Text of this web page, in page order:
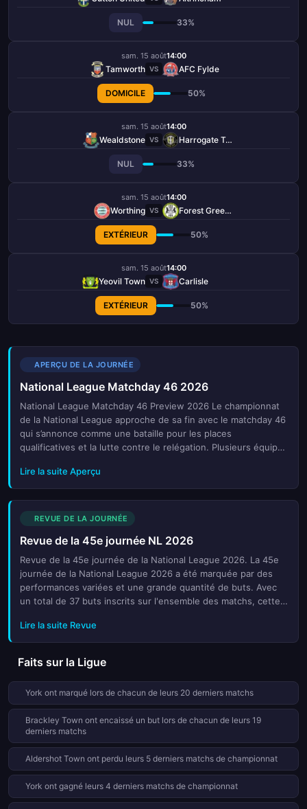
NUL 33%
sam. 15 août14:00
Tamworth VS AFC Fylde
DOMICILE 50%
sam. 15 août14:00
Wealdstone VS Harrogate Town
NUL 33%
sam. 15 août14:00
Worthing VS Forest Green Rovers
EXTÉRIEUR 50%
sam. 15 août14:00
Yeovil Town VS Carlisle
EXTÉRIEUR 50%
APERÇU DE LA JOURNÉE
National League Matchday 46 2026
National League Matchday 46 Preview 2026 Le championnat
de la National League approche de sa fin avec le matchday 46
qui s’annonce comme une bataille pour les places
qualificatives et la lutte contre le relégation. Plusieurs équipes
permettront d’accéder aux compétitions européennes ou
d’éviter la descente en division inférieure. Les matchs de
cette dernière journée promettent des tensions extrêmes,
avec des affrontements décisifs entre rivaux directs. Les
supporters attendent impatiemment ces derniers matches
pour connaître le destin des équipes. Cette journée marquera
la fin d’une saison intense et remplie de suspense.
Lire la suite Aperçu
REVUE DE LA JOURNÉE
Revue de la 45e journée NL 2026
Revue de la 45e journée de la National League 2026. La 45e
journée de la National League 2026 a été marquée par des
performances variées et une grande quantité de buts. Avec
un total de 37 buts inscrits sur l'ensemble des matchs, cette
niveau. Certains clubs ont confirmé leur forme, tandis que
d'autres ont connu des déceptions. Les classements sont
restés dynamiques jusqu'à la fin de la saison, avec des
équipes en course pour le titre ou la relégation. Cette
dernière journée a mis en lumière les efforts des joueurs et
l'intensité du championnat. C'est une fin de saison mémorable
qui laisse place à l'été.
Lire la suite Revue
Faits sur la Ligue
York ont marqué lors de chacun de leurs 20 derniers matchs
Brackley Town ont encaissé un but lors de chacun de leurs 19
derniers matchs
Aldershot Town ont perdu leurs 5 derniers matchs de championnat
York ont gagné leurs 4 derniers matchs de championnat